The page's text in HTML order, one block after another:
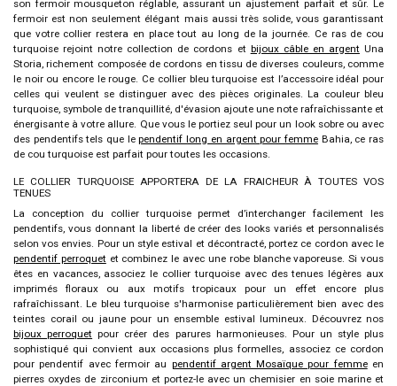
son fermoir mousqueton réglable, assurant un ajustement parfait et sûr. Le
fermoir est non seulement élégant mais aussi très solide, vous garantissant
que votre collier restera en place tout au long de la journée. Ce ras de cou
turquoise rejoint notre collection de cordons et bijoux câble en argent Una
Storia, richement composée de cordons en tissu de diverses couleurs, comme
le noir ou encore le rouge. Ce collier bleu turquoise est l’accessoire idéal pour
celles qui veulent se distinguer avec des pièces originales. La couleur bleu
turquoise, symbole de tranquillité, d'évasion ajoute une note rafraîchissante et
énergisante à votre allure. Que vous le portiez seul pour un look sobre ou avec
des pendentifs tels que lependentif long en argent pour femmeBahia, ceras
de cou turquoise est parfait pour toutes les occasions.
LE COLLIER TURQUOISE APPORTERA DE LA FRAICHEUR À TOUTES VOS
TENUES
La conception du collier turquoisepermet d’interchanger facilement les
pendentifs, vous donnant la liberté de créer des looks variés et personnalisés
selon vos envies. Pour un style estival et décontracté, portez ce cordon avec le
pendentif perroquet et combinez le avec une robe blanche vaporeuse. Si vous
êtes en vacances, associez le collier turquoiseavec des tenues légères aux
imprimés floraux ou aux motifs tropicaux pour un effet encore plus
rafraîchissant. Le bleu turquoise s'harmonise particulièrement bien avec des
teintes corail ou jaune pour un ensemble estival lumineux. Découvrez nos
bijoux perroquet pour créer des parures harmonieuses. Pour un style plus
sophistiqué qui convient aux occasions plus formelles, associez ce cordon
pour pendentif avec fermoir au pendentif argent Mosaïque pour femmeen
pierres oxydes de zirconium et portez-le avec un chemisier en soie marine et